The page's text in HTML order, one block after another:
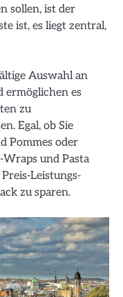
sollen, ist der
ist, es liegt zentral,
Auswahl an
ermöglichen es
zu
Egal, ob Sie
Pommes oder
und Pasta
Leistungs-
zu sparen.